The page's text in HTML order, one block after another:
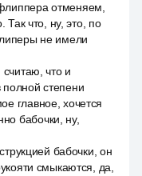
отменяем,
Так что, ну, это, по
не имели
что и
степени
главное, хочется
бабочки, ну,
бабочки, он
смыкаются, да,